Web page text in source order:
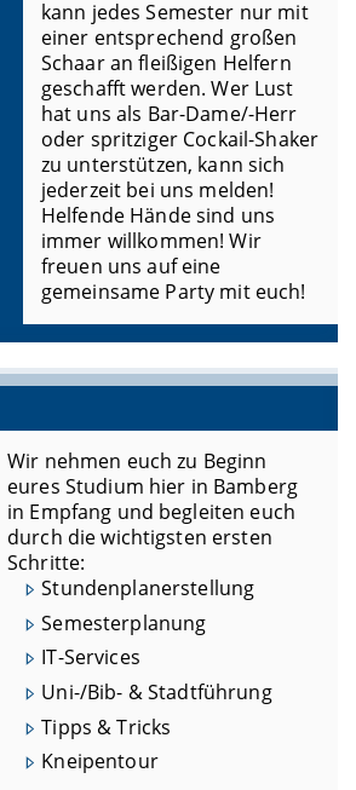
kann jedes Semester nur mit
einer entsprechend großen
Schaar an fleißigen Helfern
geschafft werden. Wer Lust
hat uns als Bar-Dame/-Herr
oder spritziger Cockail-Shaker
zu unterstützen, kann sich
jederzeit bei uns melden!
Helfende Hände sind uns
immer willkommen! Wir
freuen uns auf eine
gemeinsame Party mit euch!
Wir nehmen euch zu Beginn
eures Studium hier in Bamberg
in Empfang und begleiten euch
durch die wichtigsten ersten
Schritte:
Stundenplanerstellung
Semesterplanung
IT-Services
Uni-/Bib- & Stadtführung
Tipps & Tricks
Kneipentour